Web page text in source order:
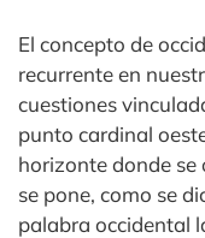
El concepto de
recurrente en
cuestiones
punto cardinal
horizonte donde se
se pone, como se
palabra occidental